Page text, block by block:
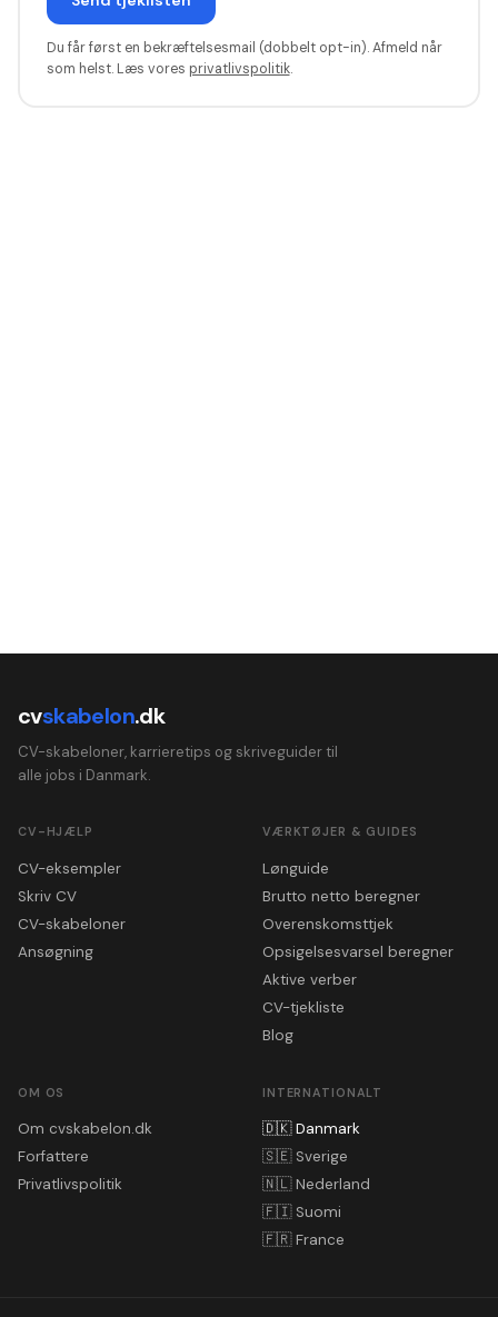
Du får først en bekræftelsesmail (dobbelt opt-in). Afmeld når
som helst. Læs vores privatlivspolitik.
cvskabelon.dk
CV-skabeloner, karrieretips og skriveguider til
alle jobs i Danmark.
CV-HJÆLP
CV-eksempler
Skriv CV
CV-skabeloner
Ansøgning
VÆRKTØJER & GUIDES
Lønguide
Brutto netto beregner
Overenskomsttjek
Opsigelsesvarsel beregner
Aktive verber
CV-tjekliste
Blog
OM OS
Om cvskabelon.dk
Forfattere
Privatlivspolitik
INTERNATIONALT
🇩🇰 Danmark
🇸🇪 Sverige
🇳🇱 Nederland
🇫🇮 Suomi
🇫🇷 France